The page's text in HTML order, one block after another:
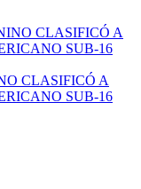
CLASIFICÓ A
SUB-16